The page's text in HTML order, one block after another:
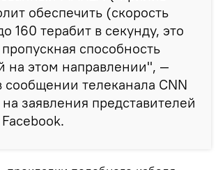
обеспечить (скорость
160 терабит в секунду, это
способность
на этом направлении", —
сообщении телеканала CNN
заявления представителей